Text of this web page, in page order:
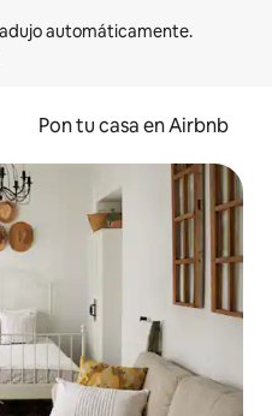
Pon tu casa en Airbnb